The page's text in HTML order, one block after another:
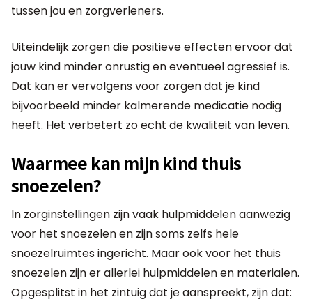
tussen jou en zorgverleners.
Uiteindelijk zorgen die positieve effecten ervoor dat
jouw kind minder onrustig en eventueel agressief is.
Dat kan er vervolgens voor zorgen dat je kind
bijvoorbeeld minder kalmerende medicatie nodig
heeft. Het verbetert zo echt de kwaliteit van leven.
Waarmee kan mijn kind thuis
snoezelen?
In zorginstellingen zijn vaak hulpmiddelen aanwezig
voor het snoezelen en zijn soms zelfs hele
snoezelruimtes ingericht. Maar ook voor het thuis
snoezelen zijn er allerlei hulpmiddelen en materialen.
Opgesplitst in het zintuig dat je aanspreekt, zijn dat: